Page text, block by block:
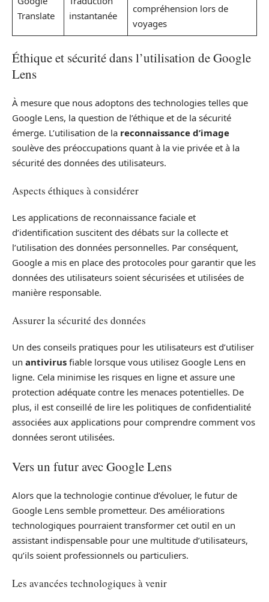
Translate
instantanée
compréhension lors de
voyages
Éthique et sécurité dans l’utilisation de Google
Lens
À mesure que nous adoptons des technologies telles que
Google Lens, la question de l’éthique et de la sécurité
émerge. L’utilisation de la reconnaissance d’image
soulève des préoccupations quant à la vie privée et à la
sécurité des données des utilisateurs.
Aspects éthiques à considérer
Les applications de reconnaissance faciale et
d’identification suscitent des débats sur la collecte et
l’utilisation des données personnelles. Par conséquent,
Google a mis en place des protocoles pour garantir que les
données des utilisateurs soient sécurisées et utilisées de
manière responsable.
Assurer la sécurité des données
Un des conseils pratiques pour les utilisateurs est d’utiliser
un antivirus fiable lorsque vous utilisez Google Lens en
ligne. Cela minimise les risques en ligne et assure une
protection adéquate contre les menaces potentielles. De
plus, il est conseillé de lire les politiques de confidentialité
associées aux applications pour comprendre comment vos
données seront utilisées.
Vers un futur avec Google Lens
Alors que la technologie continue d’évoluer, le futur de
Google Lens semble prometteur. Des améliorations
technologiques pourraient transformer cet outil en un
assistant indispensable pour une multitude d’utilisateurs,
qu’ils soient professionnels ou particuliers.
Les avancées technologiques à venir